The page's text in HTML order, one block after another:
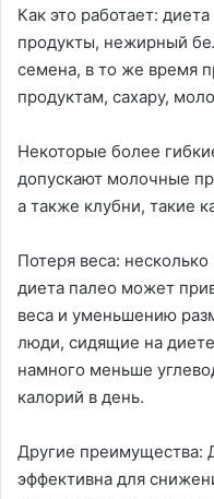
Как это работает:
продукты, нежирный
семена, в то же время
продуктам, сахару,
Некоторые более
допускают молочные
а также клубни, такие
Потеря веса:
диета палео может
веса и уменьшению
люди, сидящие на
намного меньше
калорий в день.
Другие преимущества:
эффективна для